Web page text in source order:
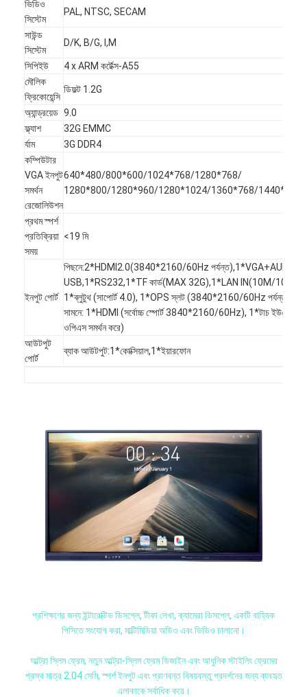
আইবোর্ড ইন্টারেক্টিভ হোয়াইটবোর্ড
আইআর ইন্টারেক্টিভ হোয়াইটবোর্ড
ইনফ্রারেড ইন্টারেক্টিভ হোয়াইটবোর্ড
ইন্টারেক্টিভ ফ্ল্যাট প্যানেল
ইন্টারেক্টিভ টাচ স্ক্রিন মনিটর
এলসিডি স্মার্ট বোর্ড
LED ইন্টারেক্টিভ হোয়াইটবোর্ড
ইন্টারেক্টিভ টাচ স্ক্রিন হোয়াইটবোর্ড
পোর্টেবল ইন্টারেক্টিভ হোয়াইটবোর্ড
বুদ্ধিমান ব্ল্যাকবোর্ড
ইন্টারেক্টিভ প্রজেক্টর বোর্ড
ভিজ্যুয়ালাইজার ডকুমেন্ট ক্যামেরা
প্রজেক্টর
ডিজিটাল সাইনেজ
ডিজিটাল বিজ্ঞাপন মনিটর
ভিডিও
সিস্টেম
PAL, NTSC, SECAM
সাউন্ড
সিস্টেম
D/K, B/G, I,M
সিপিইউ
4 x ARM কর্টেক্স-A55
মৌলিক
ফ্রিকোয়েন্সি
ডিফল্ট 1.2G
অ্যান্ড্রয়েড 9.0
ফ্ল্যাশ
32G EMMC
র্যাম
3G DDR4
কম্পিউটার
VGA ইনপুট
সমর্থন
রেজোলিউশন
640*480/800*600/1024*768/1280*768/
1280*800/1280*960/1280*1024/1360*768/
প্রথম স্পর্শ
প্রতিক্রিয়া
সময়
<19 মি
ইনপুট পোর্ট
পিছনে:2*HDMI2.0(3840*2160/60Hz
USB,1*RS232,1*TF কার্ড(MAX 32G),1*LAN IN(10M/
1*ব্লুটুথ (সাপোর্ট 4.0), 1*OPS স্লট (3840*2160/60Hz পর্যন্ত)
সামনে: 1*HDMI (সর্বোচ্চ স্পোর্ট 3840*2160/60Hz), 1*টাচ ইউএসবি,
ওপিএস সমর্থন করে)
আউটপুট
পোর্ট
ব্যাক আউটপুট:1*কোক্সিয়াল,1*ইয়ারফোন
প্রশিক্ষণের জন্য ইন্টারেক্টিভ ডিসপ্লে, টীকা লেখা, ক্যামেরা ডিসপ্লে, একটি বাহ্যিক
পিসিতে সংযোগ করা, মাল্টিমিডিয়া অডিও এবং ভিডিও চালানো।
আল্ট্রা স্লিম ফ্রেম, নতুন আল্ট্রা-স্লিম ফ্রেম ডিজাইন এবং আধুনিক স্টাইলিং ফ্রেমের
প্রস্থ মাত্র 2.04 সেমি, স্পর্শ ইনপুট এবং প্রাণবন্ত বিষয়বস্তু প্রদর্শনের জন্য ব্যবহৃত
এলাকাকে সর্বাধিক করে।